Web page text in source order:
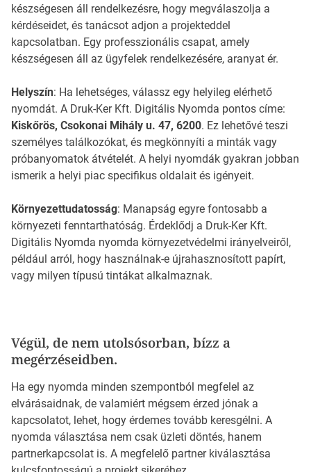
készségesen áll rendelkezésre, hogy megválaszolja a
kérdéseidet, és tanácsot adjon a projekteddel
kapcsolatban. Egy professzionális csapat, amely
készségesen áll az ügyfelek rendelkezésére, aranyat ér.
Helyszín: Ha lehetséges, válassz egy helyileg elérhető
nyomdát. A Druk-Ker Kft. Digitális Nyomda pontos címe:
Kiskőrös, Csokonai Mihály u. 47, 6200. Ez lehetővé teszi
személyes találkozókat, és megkönnyíti a minták vagy
próbanyomatok átvételét. A helyi nyomdák gyakran jobban
ismerik a helyi piac specifikus oldalait és igényeit.
Környezettudatosság: Manapság egyre fontosabb a
környezeti fenntarthatóság. Érdeklődj a Druk-Ker Kft.
Digitális Nyomda nyomda környezetvédelmi irányelveiről,
például arról, hogy használnak-e újrahasznosított papírt,
vagy milyen típusú tintákat alkalmaznak.
Végül, de nem utolsósorban, bízz a
megérzéseidben.
Ha egy nyomda minden szempontból megfelel az
elvárásaidnak, de valamiért mégsem érzed jónak a
kapcsolatot, lehet, hogy érdemes tovább keresgélni. A
nyomda választása nem csak üzleti döntés, hanem
partnerkapcsolat is. A megfelelő partner kiválasztása